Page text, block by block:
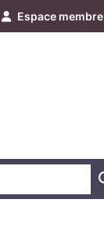
Espace membre